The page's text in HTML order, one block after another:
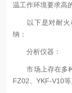
温工作环境要求高
以下是对耐火
纳：
分析仪器：
市场上存在多种
FZ02、YKF-V10等